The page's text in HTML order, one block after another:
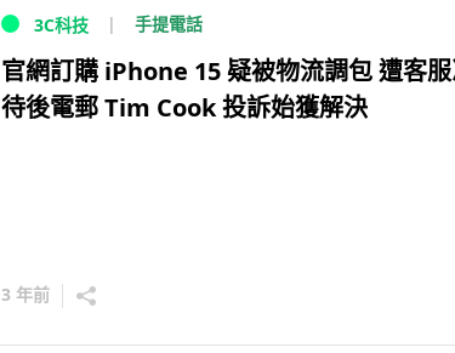
3C科技 手提電話
官網訂購 iPhone 15 疑被物流調包 遭客
待後電郵 Tim Cook 投訴始獲解決
3 年前